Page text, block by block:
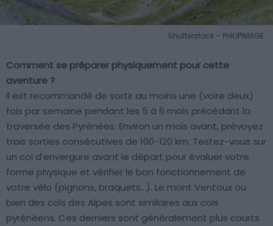
Shutterstock – PHILIPIMAGE
Comment se préparer physiquement pour cette
aventure ?
Il est recommandé de sortir au moins une (voire deux)
fois par semaine pendant les 5 à 6 mois précédant la
traversée des Pyrénées. Environ un mois avant, prévoyez
trois sorties consécutives de 100-120 km. Testez-vous sur
un col d’envergure avant le départ pour évaluer votre
forme physique et vérifier le bon fonctionnement de
votre vélo (pignons, braquets…). Le mont Ventoux ou
bien des cols des Alpes sont similaires aux cols
pyrénéens. Ces derniers sont généralement plus courts